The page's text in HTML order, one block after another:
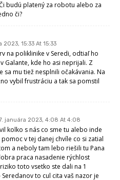
budú platený za robotu alebo za
či?
2023, 15:33 At 15:33
na poliklinike v Seredi, odtiaľ ho
Galante, kde ho asi neprijali. Z
sa mu tiež nesplnili očakávania. Na
vybil frustráciu a tak sa pomstil
januára 2023, 4:08 At 4:08
kolko s nás co sme tu alebo inde
v tej danej chvíle co si zatial
a neboly tam lebo riešili tu Pana
praca nasadenie rýchlost
toto vsetko ste dali na 1
to cul cita vaš nazor je